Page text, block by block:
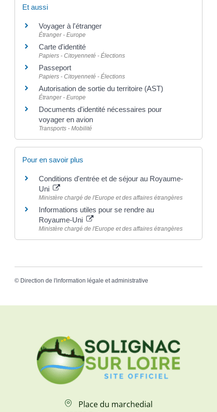
Et aussi
Voyager à l'étranger
Étranger - Europe
Carte d'identité
Papiers - Citoyenneté - Élections
Passeport
Papiers - Citoyenneté - Élections
Autorisation de sortie du territoire (AST)
Étranger - Europe
Documents d'identité nécessaires pour
voyager en avion
Transports - Mobilité
Pour en savoir plus
Conditions d'entrée et de séjour au Royaume-
Uni
Ministère chargé de l'Europe et des affaires étrangères
Informations utiles pour se rendre au
Royaume-Uni
Ministère chargé de l'Europe et des affaires étrangères
© Direction de l'information légale et administrative
Place du marchedial